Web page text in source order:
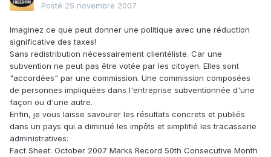
Posté 25 novembre 2007
Imaginez ce que peut donner une politique avec une réduction
significative des taxes!
Sans redistribution nécessairement clientéliste. Car une
subvention ne peut pas être votée par les citoyen. Elles sont
"accordées" par une commission. Une commission composées
de personnes impliquées dans l'entreprise subventionnée d'une
façon ou d'une autre.
Enfin, je vous laisse savourer les résultats concrets et publiés
dans un pays qui a diminué les impôts et simplifié les tracasserie
administratives:
Fact Sheet: October 2007 Marks Record 50th Consecutive Month